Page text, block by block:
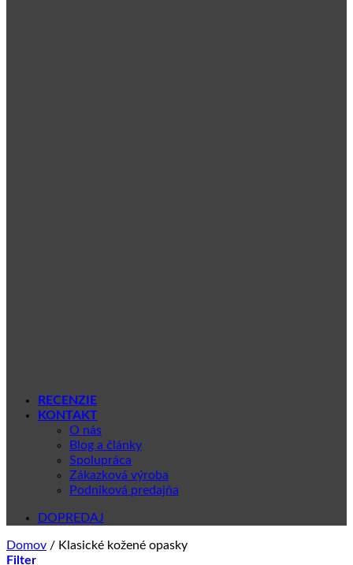
RECENZIE
KONTAKT
O nás
Blog a články
Spolupráca
Zákazková výroba
Podniková predajňa
DOPREDAJ
Domov / Klasické kožené opasky
Filter